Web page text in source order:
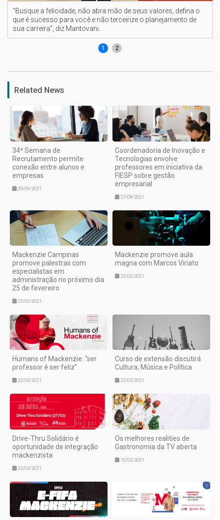
"Busque a felicidade, não abra mão de seus valores, defina o
que é sucesso para você e não terceirize o planejamento de
sua carreira", diz Mantovani.
1 2
Related News
34ª Semana de
Recrutamento permite
conexão entre alunos e
empresas
29/09/2021
Coordenadoria de Inovação e
Tecnologias envolve
professores em iniciativa da
FIESP sobre gestão
empresarial
27/09/2021
Mackenzie Campinas
promove palestras com
especialistas em
administração no próximo dia
25 de fevereiro
22/02/2021
Mackenzie promove aula
magna com Marcos Viriato
22/02/2021
Humans of Mackenzie: “ser
professor é ser feliz”
22/02/2021
Curso de extensão discutirá
Cultura, Música e Política
22/02/2021
Drive-Thru Solidário é
oportunidade de integração
mackenzista
22/02/2021
Os melhores realities de
Gastronomia da TV aberta
15/02/2021